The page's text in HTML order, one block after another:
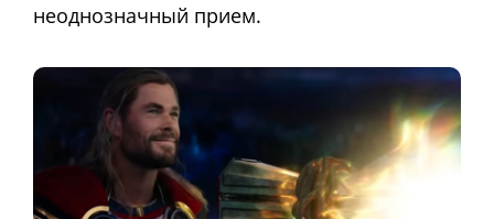
неоднозначный прием.